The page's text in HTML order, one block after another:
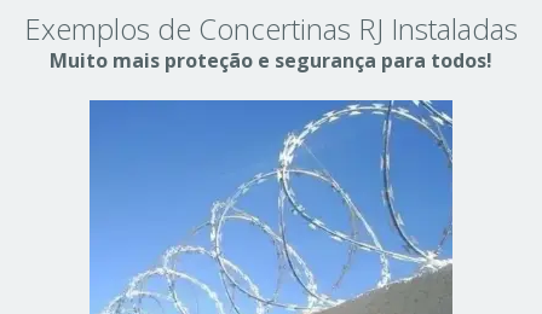
Exemplos de Concertinas RJ Instaladas
Muito mais proteção e segurança para todos!